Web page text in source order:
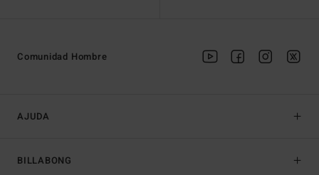
AJUDA
BILLABONG
Comunidad Hombre